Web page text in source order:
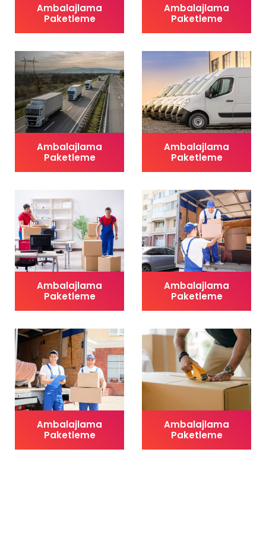
Ambalajlama
Paketleme
Ambalajlama
Paketleme
Ambalajlama
Paketleme
Ambalajlama
Paketleme
Ambalajlama
Paketleme
Ambalajlama
Paketleme
Ambalajlama
Paketleme
Ambalajlama
Paketleme